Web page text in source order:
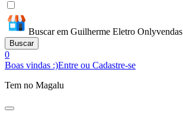
Buscar em Guilherme Eletro Onlyvendas
Buscar
0
Boas vindas :)Entre ou Cadastre-se
Tem no Magalu